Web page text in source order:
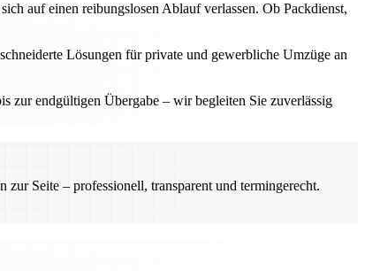
auf einen reibungslosen Ablauf verlassen. Ob Packdienst,
Lösungen für private und gewerbliche Umzüge an
zur endgültigen Übergabe – wir begleiten Sie zuverlässig
zur Seite – professionell, transparent und termingerecht.